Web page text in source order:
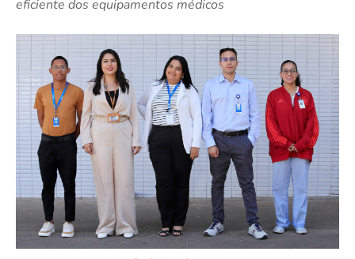
eficiente dos equipamentos médicos